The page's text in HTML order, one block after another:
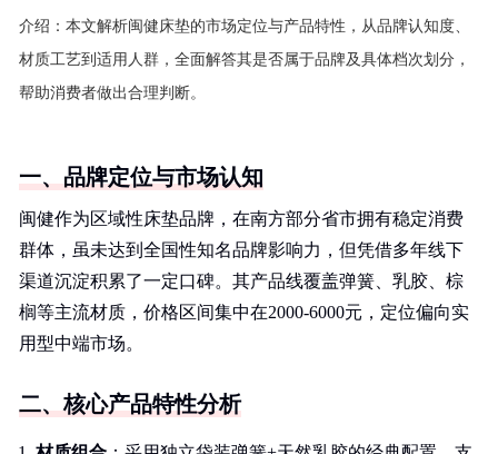
介绍： 本文解析闽健床垫的市场定位与产品特性，从品牌认知度、
材质工艺到适用人群，全面解答其是否属于品牌及具体档次划分，
帮助消费者做出合理判断。
一、品牌定位与市场认知
闽健作为区域性床垫品牌，在南方部分省市拥有稳定消费
群体，虽未达到全国性知名品牌影响力，但凭借多年线下
渠道沉淀积累了一定口碑。其产品线覆盖弹簧、乳胶、棕
榈等主流材质，价格区间集中在2000-6000元，定位偏向实
用型中端市场。
二、核心产品特性分析